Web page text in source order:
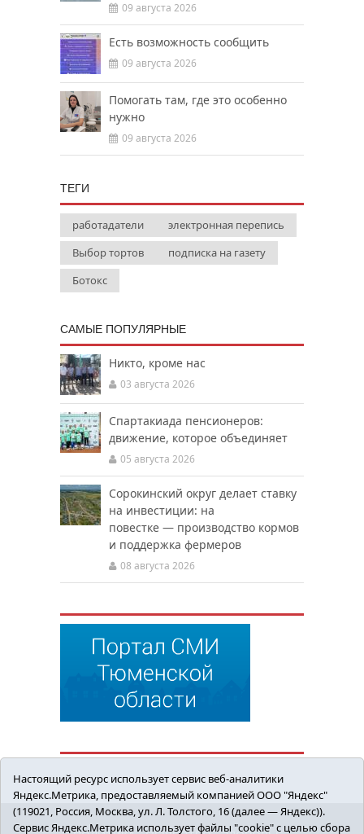
09 августа 2026
Есть возможность сообщить
09 августа 2026
Помогать там, где это особенно
нужно
09 августа 2026
ТЕГИ
работадатели
электронная перепись
Выбор тортов
подписка на газету
Ботокс
САМЫЕ ПОПУЛЯРНЫЕ
Никто, кроме нас
03 августа 2026
Спартакиада пенсионеров:
движение, которое объединяет
05 августа 2026
Сорокинский округ делает ставку
на инвестиции: на
повестке — производство кормов
и поддержка фермеров
08 августа 2026
Настоящий ресурс использует сервис веб-аналитики
Яндекс.Метрика, предоставляемый компанией ООО "Яндекс"
(119021, Россия, Москва, ул. Л. Толстого, 16 (далее — Яндекс)).
Сервис Яндекс.Метрика использует файлы "cookie" с целью сбора